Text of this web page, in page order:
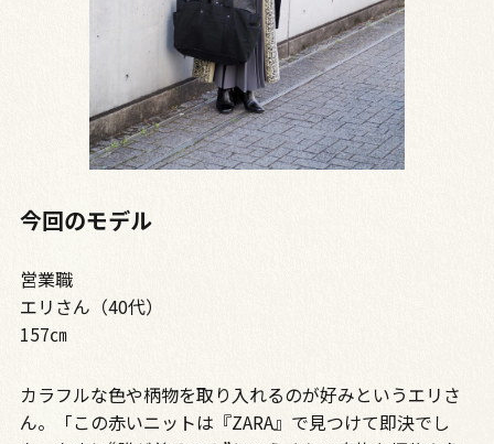
今回のモデル
営業職
エリさん（40代）
157㎝
カラフルな色や柄物を取り入れるのが好みというエリさ
ん。「この赤いニットは『ZARA』で見つけて即決でし